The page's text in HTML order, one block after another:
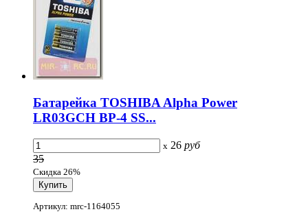
Батарейка TOSHIBA Alpha Power
LR03GCH BP-4 SS...
x 26 руб
35
Скидка 26%
Артикул: mrc-1164055